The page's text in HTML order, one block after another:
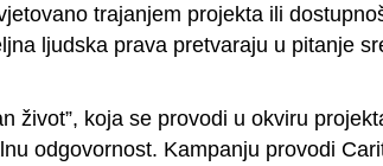
trajanjem projekta ili
ljudska prava pretvaraju u pitanje
život”, koja se provodi u okviru
odgovornost. Kampanju provodi